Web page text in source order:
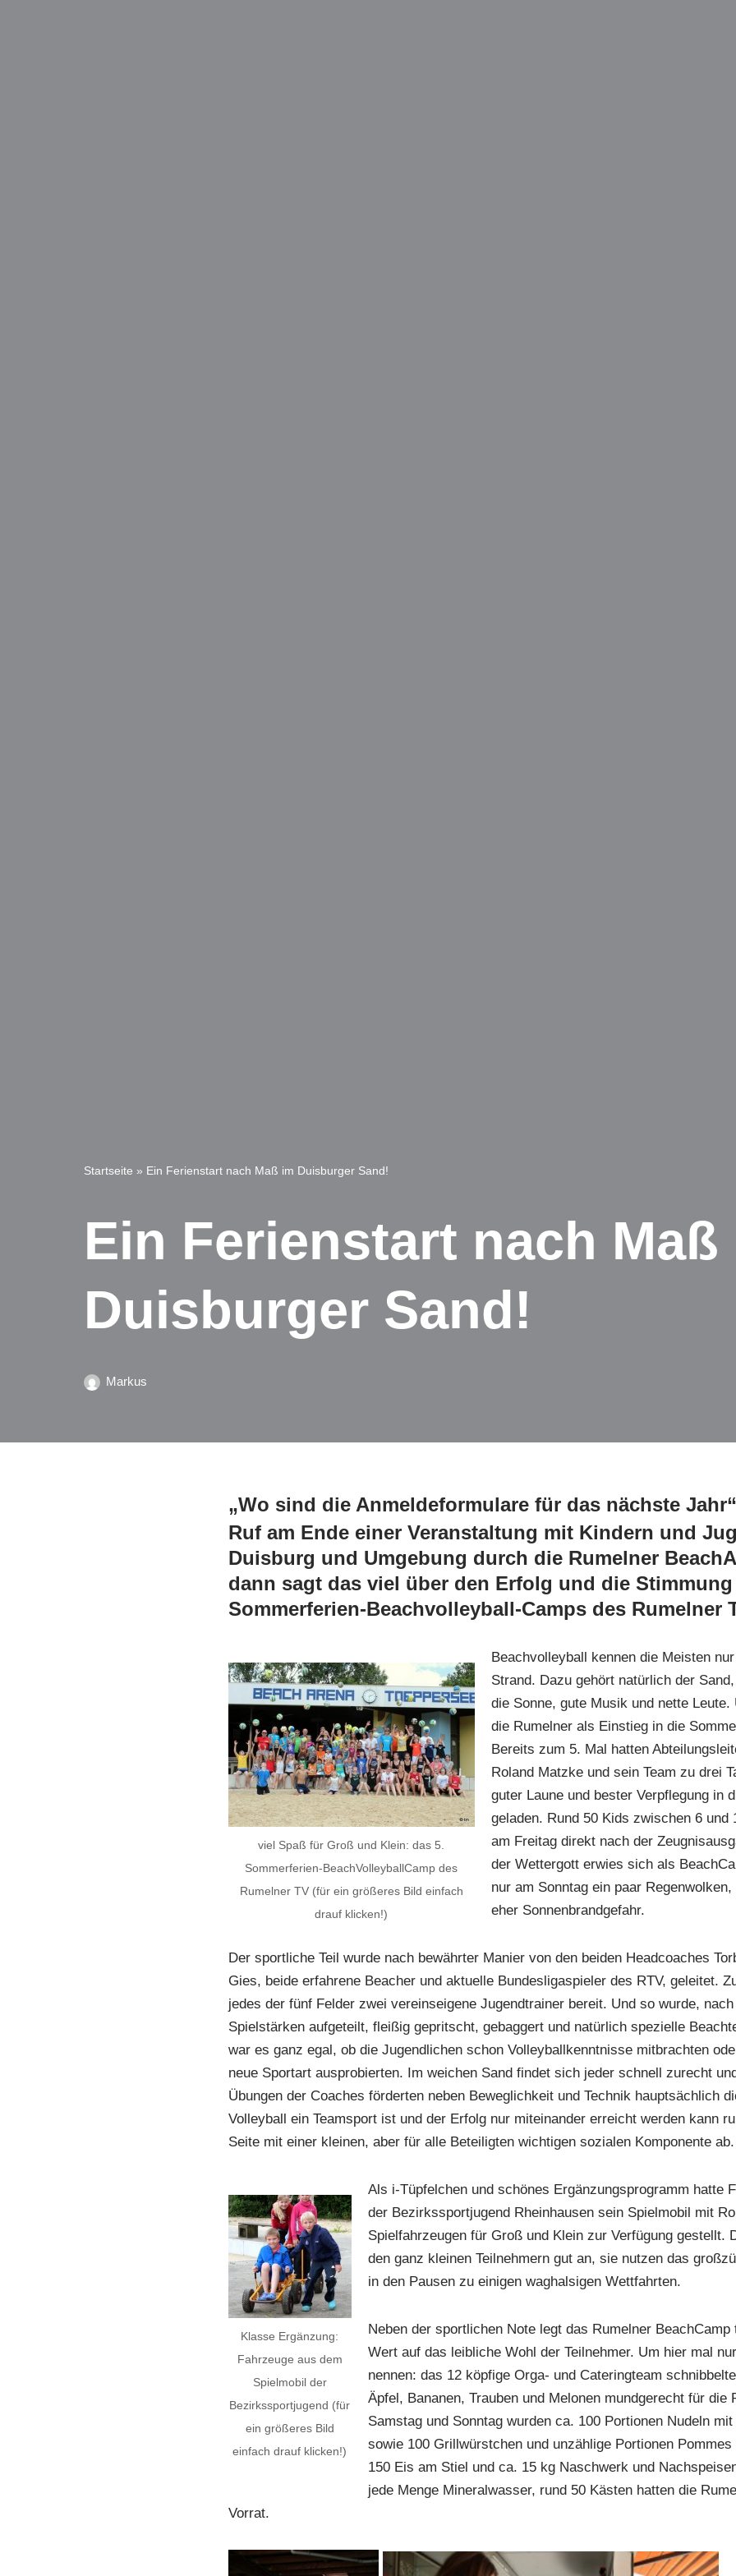
Startseite » Ein Ferienstart nach Maß im Duisburger Sand!
Ein Ferienstart nach Maß
Duisburger Sand!
Markus
„Wo sind die Anmeldeformulare für das nächste
Ruf am Ende einer Veranstaltung mit Kindern und
Duisburg und Umgebung durch die Rumelner
dann sagt das viel über den Erfolg und die Stimmung
Sommerferien-Beachvolleyball-Camps des Rumelner
viel Spaß für Groß und Klein: das 5.
Sommerferien-BeachVolleyballCamp des
Rumelner TV (für ein größeres Bild einfach
drauf klicken!)
Beachvolleyball kennen die Meisten
Strand. Dazu gehört natürlich der
die Sonne, gute Musik und nette Leute.
die Rumelner als Einstieg in die
Bereits zum 5. Mal hatten
Roland Matzke und sein Team zu drei
guter Laune und bester Verpflegung in
geladen. Rund 50 Kids zwischen 6 und
am Freitag direkt nach der
der Wettergott erwies sich als
nur am Sonntag ein paar
eher Sonnenbrandgefahr.
Der sportliche Teil wurde nach bewährter Manier von den beiden Headcoaches
Gies, beide erfahrene Beacher und aktuelle Bundesligaspieler des RTV, geleitet.
jedes der fünf Felder zwei vereinseigene Jugendtrainer bereit. Und so wurde,
Spielstärken aufgeteilt, fleißig gepritscht, gebaggert und natürlich spezielle
war es ganz egal, ob die Jugendlichen schon Volleyballkenntnisse mitbrachten
neue Sportart ausprobierten. Im weichen Sand findet sich jeder schnell zurecht
Übungen der Coaches förderten neben Beweglichkeit und Technik hauptsächlich
Volleyball ein Teamsport ist und der Erfolg nur miteinander erreicht werden kann
Seite mit einer kleinen, aber für alle Beteiligten wichtigen sozialen Komponente ab.
Klasse Ergänzung:
Fahrzeuge aus dem
Spielmobil der
Bezirkssportjugend (für
ein größeres Bild
einfach drauf klicken!)
Als i-Tüpfelchen und schönes Ergänzungsprogramm hatte
der Bezirkssportjugend Rheinhausen sein Spielmobil mit
Spielfahrzeugen für Groß und Klein zur Verfügung gestellt.
den ganz kleinen Teilnehmern gut an, sie nutzen das
in den Pausen zu einigen waghalsigen Wettfahrten.
Neben der sportlichen Note legt das Rumelner
Wert auf das leibliche Wohl der Teilnehmer. Um hier mal
nennen: das 12 köpfige Orga- und Cateringteam
Äpfel, Bananen, Trauben und Melonen mundgerecht für die
Samstag und Sonntag wurden ca. 100 Portionen Nudeln
sowie 100 Grillwürstchen und unzählige Portionen
150 Eis am Stiel und ca. 15 kg Naschwerk und
jede Menge Mineralwasser, rund 50 Kästen hatten die
Vorrat.